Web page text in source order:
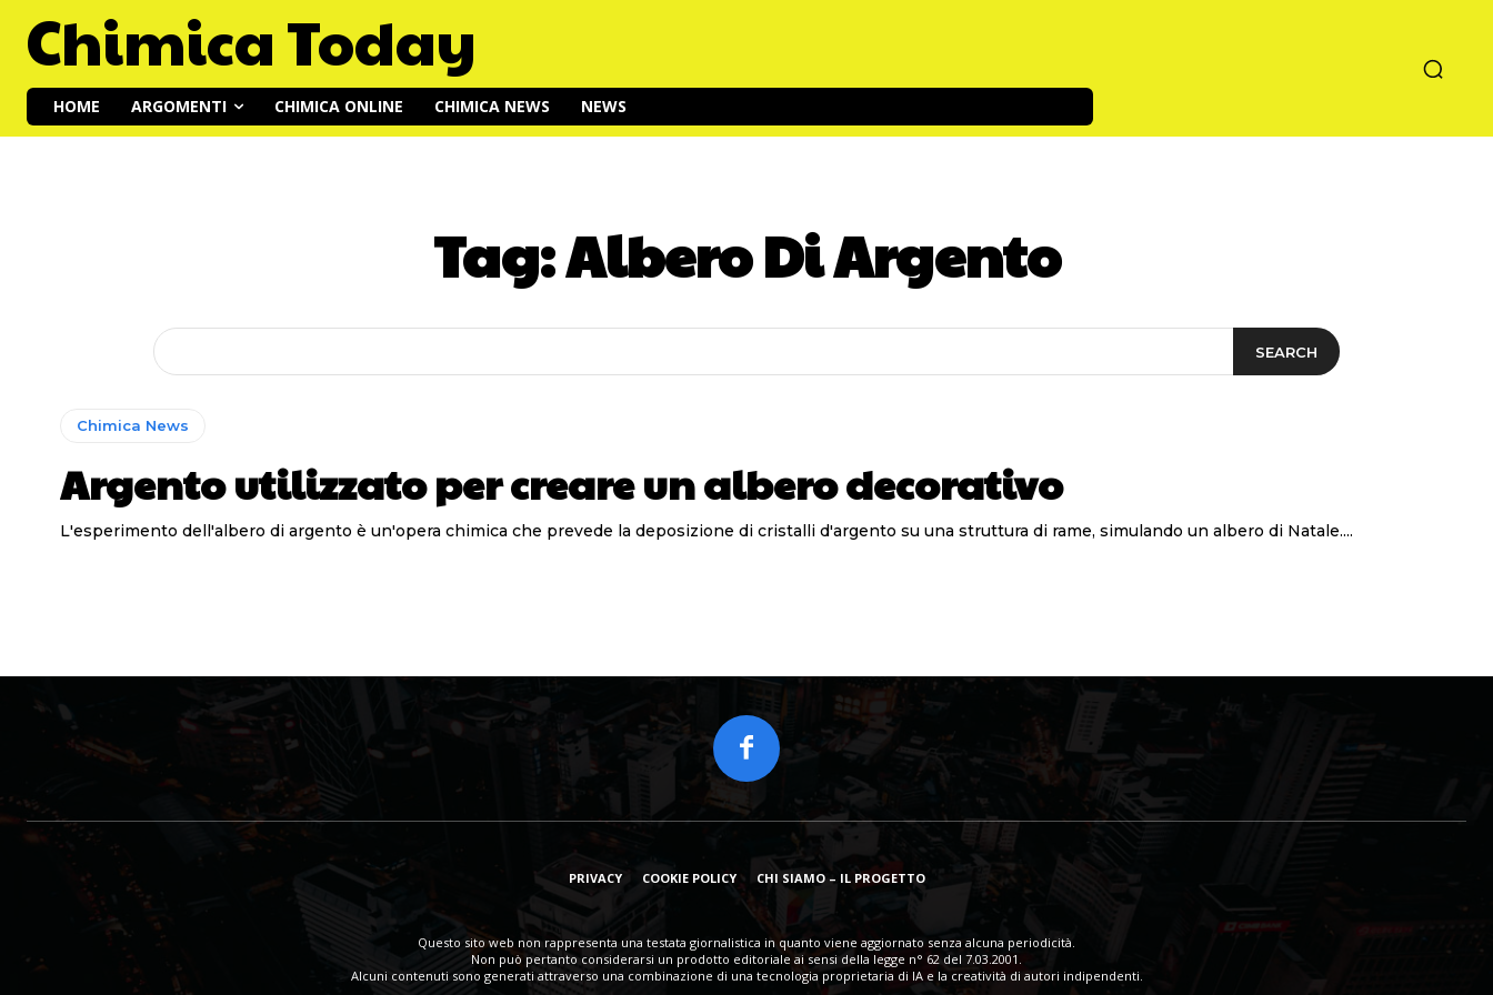
Chimica Today
HOME ARGOMENTI CHIMICA ONLINE CHIMICA NEWS NEWS
Tag:Albero Di Argento
SEARCH
Chimica News
Argento utilizzato per creare un albero decorativo
L'esperimento dell'albero di argento è un'opera chimica che prevede la deposizione di cristalli d'argento su una struttura di rame, simulando un albero di Natale....
PRIVACY COOKIE POLICY CHI SIAMO – IL PROGETTO
Questo sito web non rappresenta una testata giornalistica in quanto viene aggiornato senza alcuna periodicità.
Non può pertanto considerarsi un prodotto editoriale ai sensi della legge n° 62 del 7.03.2001.
Alcuni contenuti sono generati attraverso una combinazione di una tecnologia proprietaria di IA e la creatività di autori indipendenti.